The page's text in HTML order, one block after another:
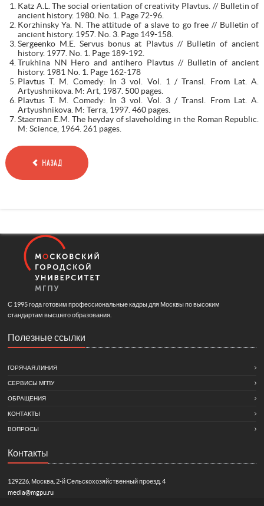
Katz A.L. The social orientation of creativity Plavtus. // Bulletin of
ancient history. 1980. No. 1. Page 72-96.
Korzhinsky Ya. N. The attitude of a slave to go free // Bulletin of
ancient history. 1957. No. 3. Page 149-158.
Sergeenko M.E. Servus bonus at Plavtus // Bulletin of ancient
history. 1977. No. 1. Page 189-192.
Trukhina NN Hero and antihero Plavtus // Bulletin of ancient
history. 1981 No. 1. Page 162-178
Plavtus T. M. Comedy: In 3 vol. Vol. 1 / Transl. From Lat. A.
Artyushnikova. M: Art, 1987. 500 pages.
Plavtus T. M. Comedy: In 3 vol. Vol. 3 / Transl. From Lat. A.
Artyushnikova. M: Terra, 1997. 460 pages.
Staerman E.M. The heyday of slaveholding in the Roman Republic.
M: Science, 1964. 261 pages.
НАЗАД
С 1995 года готовим профессиональные кадры для Москвы по высоким
стандартам высшего образования.
Полезные ссылки
ГОРЯЧАЯ ЛИНИЯ
СЕРВИСЫ МГПУ
ОБРАЩЕНИЯ
КОНТАКТЫ
ВОПРОСЫ
Контакты
129226, Москва, 2-й Сельскохозяйственный проезд, 4
media@mgpu.ru